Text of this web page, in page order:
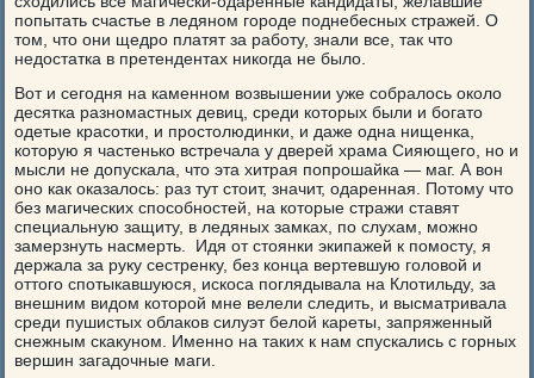
попытать счастье в ледяном городе поднебесных стражей. О
том, что они щедро платят за работу, знали все, так что
недостатка в претендентах никогда не было.
Вот и сегодня на каменном возвышении уже собралось около
десятка разномастных девиц, среди которых были и богато
одетые красотки, и простолюдинки, и даже одна нищенка,
которую я частенько встречала у дверей храма Сияющего, но и
мысли не допускала, что эта хитрая попрошайка — маг. А вон
оно как оказалось: раз тут стоит, значит, одаренная. Потому что
без магических способностей, на которые стражи ставят
специальную защиту, в ледяных замках, по слухам, можно
замерзнуть насмерть. Идя от стоянки экипажей к помосту, я
держала за руку сестренку, без конца вертевшую головой и
оттого спотыкавшуюся, искоса поглядывала на Клотильду, за
внешним видом которой мне велели следить, и высматривала
среди пушистых облаков силуэт белой кареты, запряженный
снежным скакуном. Именно на таких к нам спускались с горных
вершин загадочные маги.